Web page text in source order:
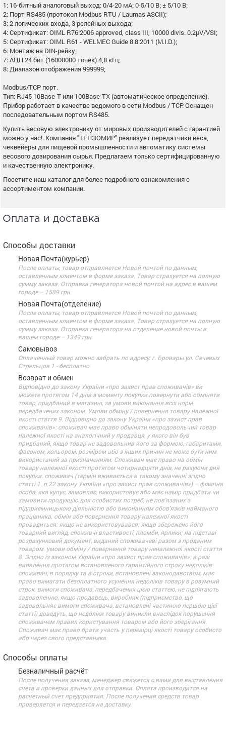
1: 16-битный аналоговый выход: 0/4-20 мА; 0-5/10 В; ± 5/10 В;
2: Порт RS485 (протокол Modbus RTU / Laumas ASCII);
3: 2 логических входа, 3 релейных выхода;
4: Сертификат: OIML R76:2006 approved, class III, 10000 divis. 0.2μV/VSI;
5: Сертификат: OIML R61 - WELMEC Guide 8.8:2011 (M.I.D.);
6: Монтаж на DIN-рейку;
7: АЦП 24 бит (16000000 точек) 4,8 кГц;
8: Диапазон отображения 999999;
Modbus/TCP порт.
Тип: RJ45 10Base-T или 100Base-TX (автоматическое определение).
Прибор работает в качестве ведомого в сети Modbus / TCP. Оснащен
последовательным портом RS485.
Купить весовую электронику от мировых производителей с гарантией
можно у нас!. Компания "ТЕНЗОМИР" реализует передатчики веса,
чеквейеры для пищевой промышленности и автоматику системы
весового дозирования сырья. Предлагаем только сертифицированную
и качественную электронику.
Посетите наш каталог для более подробного ознакомления с
ассортиментом компании.
Оплата и доставка
Способы доставки
Новая Почта(курьер)
После оплаты, товар отправляется Новой почтой по данным,
оставленным клиентом в форме заказа. Товар страхуется на полную
сумму заказа. Отправка генератора новой почтой на адрес в вашем
городе – 1589 грн
Новая Почта(отделение)
После оплаты, товар отправляется Новой почтой по данным,
оставленным клиентом в форме заказа. Товар страхуется на полную
сумму заказа. Отправка генератора на отделение новой почты в
вашем городе – 1349 грн
Самовывоз
Оплаченный товар можно забрать по адресу: г. Бровары ул. Сечевых
Стрельцов 1 - бесплатно
Возврат и обмен
Відповідно до закону України «про захист прав споживачів» ви
можете протягом 14 днів з моменту покупки повернути або обміняти
товар, придбаний в магазині, за умови виконання всіх норм
передбачених законом. Умови обміну / повернення товару належної
якості стаття 9. Відповідно до закону України «про захист прав
споживачів»: споживач має право обміняти непродовольчий товар
належної якості на аналогічний у продавця, у якого він був
придбаний, якщо товар не задовольнив його за формою, габаритами,
фасоном, кольором, розміром або з інших причин не може бути ним
використаний за призначенням. Споживач має право на обмін
товару належної якості протягом чотирнадцяти днів, не рахуючи дня
покупки. споживач (термін вживається в такому значенні згідно
статті 1. п.22 закону України «про захист прав споживачів») – фізична
особа, яка купує, замовляє, використовує або має намір придбати чи
замовити продукцію для особистих потреб, не пов’язаних з
підприємницькою діяльністю або виконанням обов’язків найманого
працівника. обмін або повернення товару належної якості
провадиться: якщо не використовувався; якщо збережено його
товарний вигляд, споживчі властивості, пломби, ярлики; на підставі
розрахунковий документ, виданий споживачеві разом з проданим
товаром. умови обміну / повернення товару неналежної якості стаття
8. Згідно із законом України «про захист прав споживачів»: в разі
виявлення протягом встановленого гарантійного строку недоліків
споживач, в порядку та в строки, встановлені законодавством, має
право вимагати безоплатного усунення недоліків товару в розумний
строк. вимоги споживача, передбачених цією статтею, не підлягають
задоволенню, якщо продавець, виробник (підприємство, що
задовольняє вимоги споживача, встановлені частиною першою цієї
статті) доведуть, що недоліки товару виникли внаслідок порушення
споживачем правил користування товаром або його зберігання.
Споживач має право брати участь у перевірці якості товару особисто
або через свого представника.
Способы оплаты
Безналичный расчёт
После получения заказа, менеджер свяжется с вами для выставления
счета и проверки данных для отправки. Оплата производится на
расчетный счет предприятия. После получения средств товар
проверяется и передается на доставку.